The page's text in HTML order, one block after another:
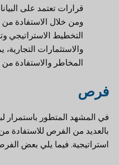
قرارات تعتمد على
ومن خلال الاستفادة من
التخطيط الاستراتيجي
والاستثمارات
المخاطر والاستفادة
فرص
بالعديد من الفرص للاستفادة
استراتيجية. فيما يلي بعض